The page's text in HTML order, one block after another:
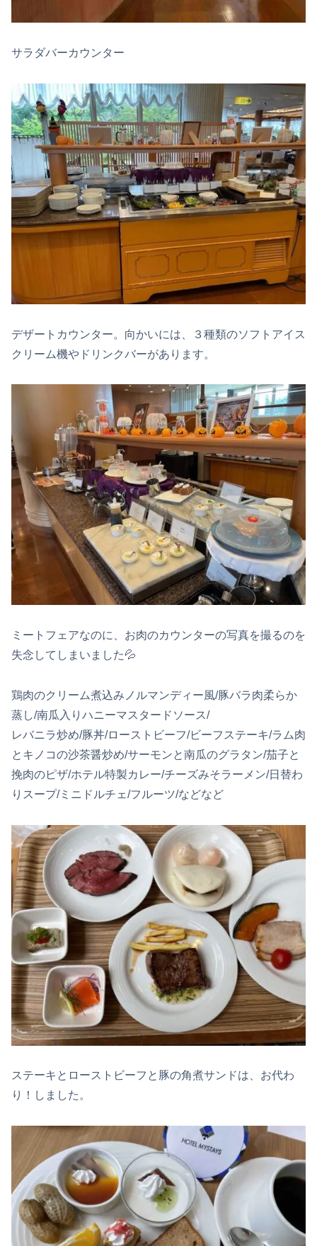
サラダバーカウンター
デザートカウンター。向かいには、３種類のソフトアイス
クリーム機やドリンクバーがあります。
ミートフェアなのに、お肉のカウンターの写真を撮るのを
失念してしまいました💦
鶏肉のクリーム煮込みノルマンディー風/豚バラ肉柔らか
蒸し/南瓜入りハニーマスタードソース/
レバニラ炒め/豚丼/ローストビーフ/ビーフステーキ/ラム肉
とキノコの沙茶醤炒め/サーモンと南瓜のグラタン/茄子と
挽肉のピザ/ホテル特製カレー/チーズみそラーメン/日替わ
りスープ/ミニドルチェ/フルーツ/などなど
ステーキとローストビーフと豚の角煮サンドは、お代わ
り！しました。